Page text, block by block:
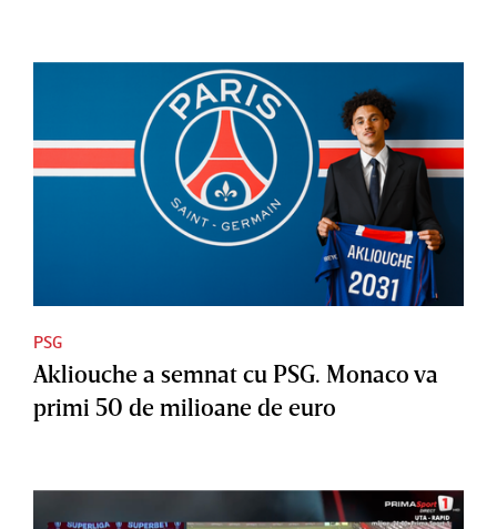
PSG
Akliouche a semnat cu PSG. Monaco va
primi 50 de milioane de euro